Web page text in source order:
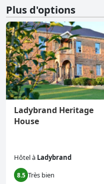
Plus d'options
Ladybrand Heritage
House
Hôtelà Ladybrand
8.5 Très bien